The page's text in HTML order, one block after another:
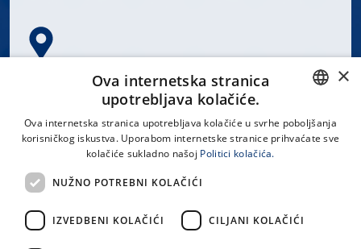
Spinčićeva 1, 21000 Split
LINKOVI
CROATIAN
×
Ova internetska stranica
upotrebljava kolačiće.
Ova internetska stranica upotrebljava kolačiće u svrhe poboljšanja
korisničkog iskustva. Uporabom internetske stranice prihvaćate sve
kolačiće sukladno našoj Politici kolačića.
NUŽNO POTREBNI KOLAČIĆI
IZVEDBENI KOLAČIĆI CILJANI KOLAČIĆI